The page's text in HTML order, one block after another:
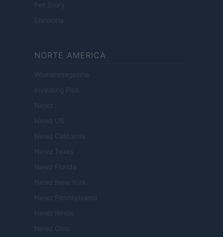
Pet Story
Encocina
NORTE AMERICA
Womanmagazine
Investing Plus
Newz
Newz US
Newz California
Newz Texas
Newz Florida
Newz New York
Newz Pennsylvania
Newz Illinois
Newz Ohio